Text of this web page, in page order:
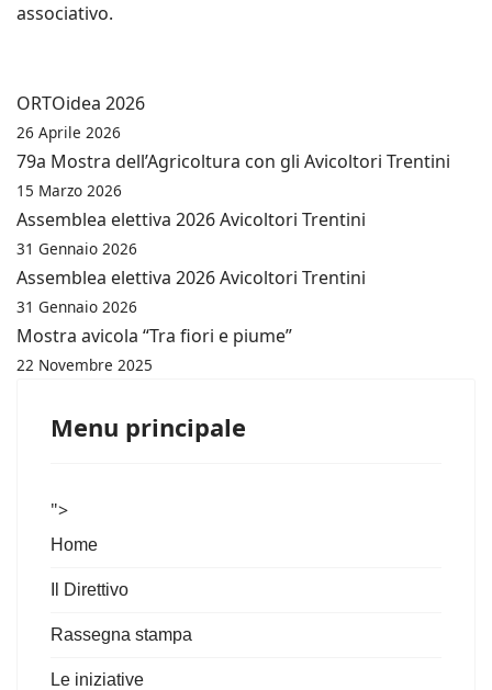
associativo.
ORTOidea 2026
26 Aprile 2026
79a Mostra dell’Agricoltura con gli Avicoltori Trentini
15 Marzo 2026
Assemblea elettiva 2026 Avicoltori Trentini
31 Gennaio 2026
Assemblea elettiva 2026 Avicoltori Trentini
31 Gennaio 2026
Mostra avicola “Tra fiori e piume”
22 Novembre 2025
Menu principale
">
Home
Il Direttivo
Rassegna stampa
Le iniziative